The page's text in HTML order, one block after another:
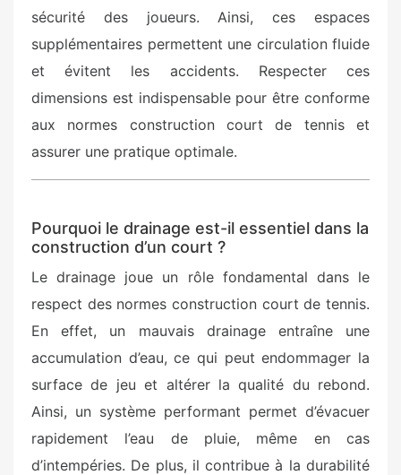
sécurité des joueurs. Ainsi, ces espaces
supplémentaires permettent une circulation fluide
et évitent les accidents. Respecter ces
dimensions est indispensable pour être conforme
aux normes construction court de tennis et
assurer une pratique optimale.
Pourquoi le drainage est-il essentiel dans la
construction d’un court ?
Le drainage joue un rôle fondamental dans le
respect des normes construction court de tennis.
En effet, un mauvais drainage entraîne une
accumulation d’eau, ce qui peut endommager la
surface de jeu et altérer la qualité du rebond.
Ainsi, un système performant permet d’évacuer
rapidement l’eau de pluie, même en cas
d’intempéries. De plus, il contribue à la durabilité